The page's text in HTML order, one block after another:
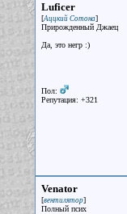
Luficer
[Аццкий Сотона]
Прирожденный Джаец
Да, это негр :)
Пол:
Репутация: +321
Venator
[вентилятор]
Полный псих